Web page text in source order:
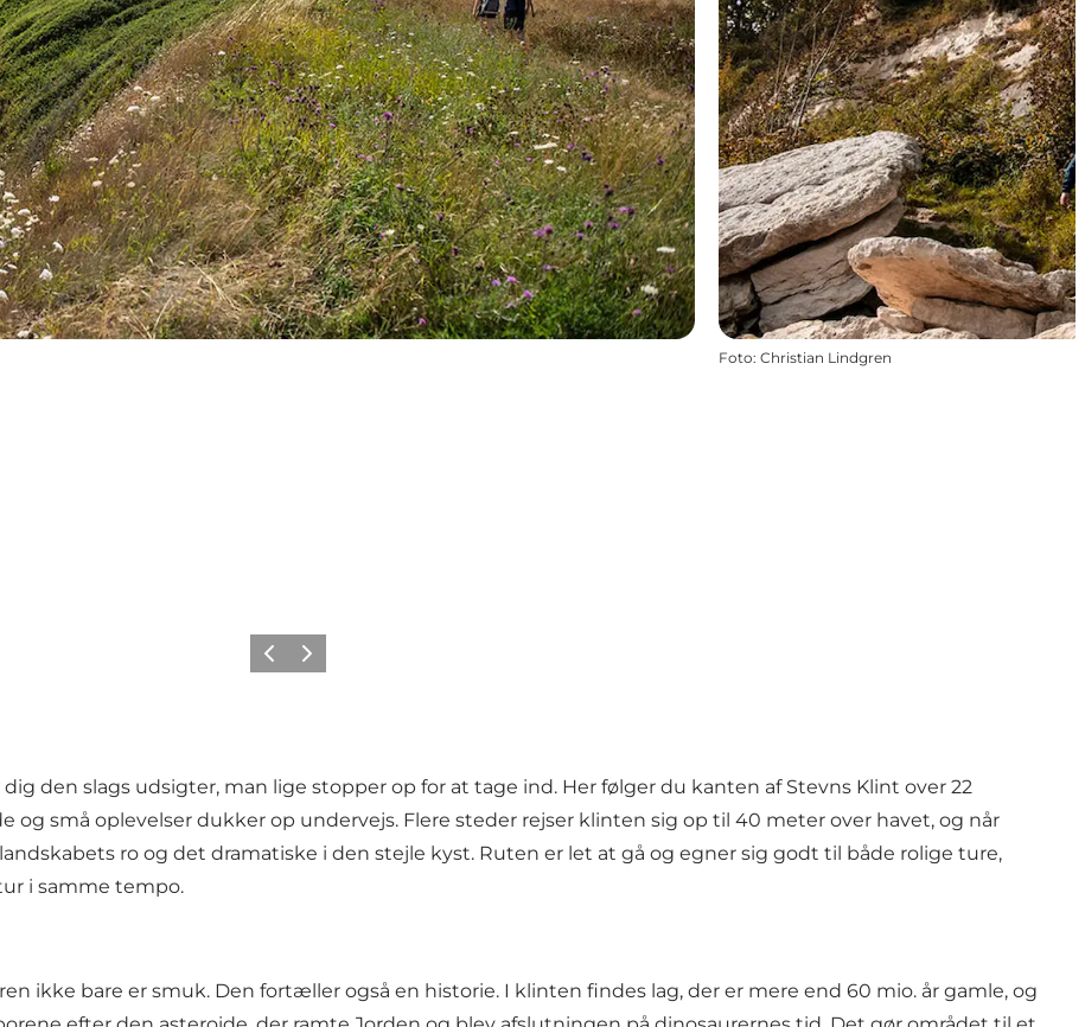
Foto: Christian Lindgren
ForrigeNæste
den slags udsigter, man lige stopper op for at tage ind. Her følger du kanten af Stevns Klint over 22
og små oplevelser dukker op undervejs. Flere steder rejser klinten sig op til 40 meter over havet, og når
ro og det dramatiske i den stejle kyst. Ruten er let at gå og egner sig godt til både rolige ture,
i samme tempo.
ikke bare er smuk. Den fortæller også en historie. I klinten findes lag, der er mere end 60 mio. år gamle, og